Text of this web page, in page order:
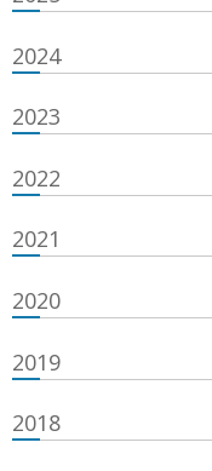
2024
2023
2022
2021
2020
2019
2018